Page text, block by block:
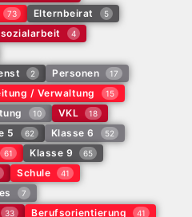
73 Elternbeirat 5
4
2 Personen 17
/ Verwaltung 15
10 VKL 18
5 62 Klasse 6 52
61 Klasse 9 65
Schule 41
7
33 Berufsorientierung 41